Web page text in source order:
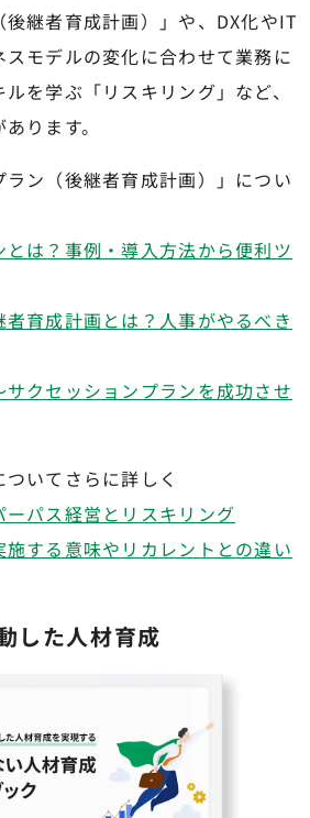
継者育成計画）」や、DX化やIT
モデルの変化に合わせて業務に
を学ぶ「リスキリング」など、
ります。
ン（後継者育成計画）」につい
は？事例・導入方法から便利ツ
育成計画とは？人事がやるべき
クセッションプランを成功させ
いてさらに詳しく
パス経営とリスキリング
する意味やリカレントとの違い
した人材育成